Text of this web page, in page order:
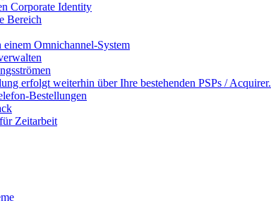
Corporate Identity
Bereich
Omnichannel-System
erfolgt weiterhin über Ihre bestehenden PSPs / Acquirer.
Bestellungen
Zeitarbeit